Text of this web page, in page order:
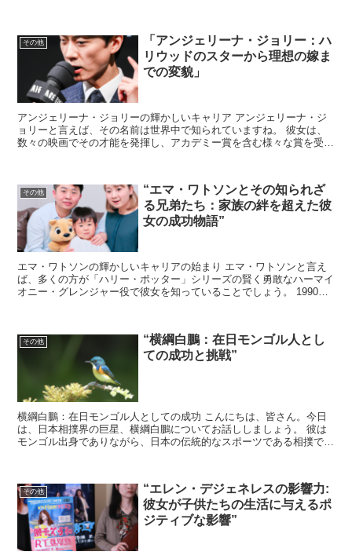
その他
「アンジェリーナ・ジョリー：ハ
リウッドのスターから理想の嫁ま
での変貌」
アンジェリーナ・ジョリーの輝かしいキャリア アンジェリーナ・ジ
ョリーと言えば、その名前は世界中で知られていますね。 彼女は、
数々の映画でその才能を発揮し、アカデミー賞を含む様々な賞を受賞
その他
“エマ・ワトソンとその知られざ
る兄弟たち：家族の絆を超えた彼
女の成功物語”
エマ・ワトソンの輝かしいキャリアの始まり エマ・ワトソンと言え
ば、多くの方が「ハリー・ポッター」シリーズの賢く勇敢なハーマイ
オニー・グレンジャー役で彼女を知っていることでしょう。 1990年
その他
“横綱白鵬：在日モンゴル人とし
ての成功と挑戦”
横綱白鵬：在日モンゴル人としての成功 こんにちは、皆さん。今日
は、日本相撲界の巨星、横綱白鵬についてお話ししましょう。 彼は
モンゴル出身でありながら、日本の伝統的なスポーツである相撲で成
その他
“エレン・デジェネレスの影響力:
彼女が子供たちの生活に与えるポ
ジティブな影響”